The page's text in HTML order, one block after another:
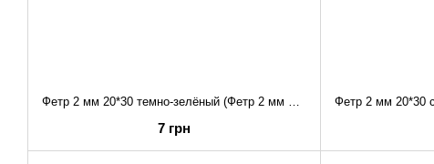
Фетр 2 мм 20*30 темно-зелёный (Фетр 2 мм 20*30 темно-зелёный)
7 грн